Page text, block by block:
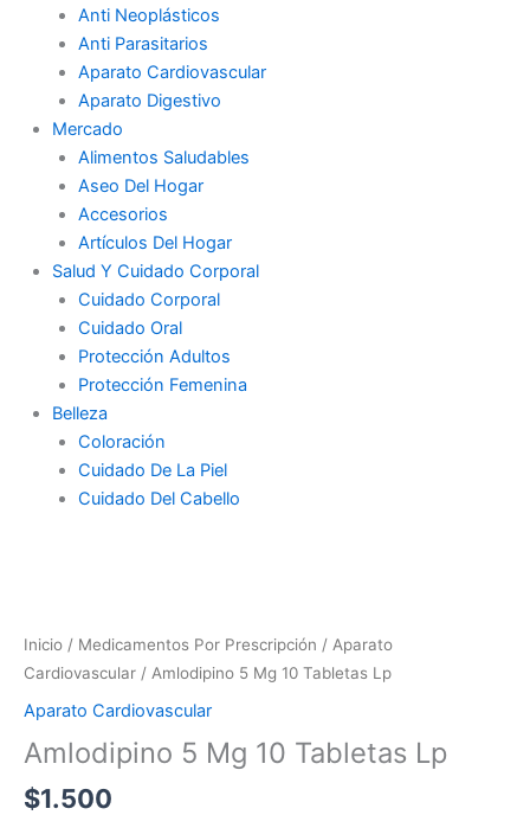
Anti Neoplásticos
Anti Parasitarios
Aparato Cardiovascular
Aparato Digestivo
Mercado
Alimentos Saludables
Aseo Del Hogar
Accesorios
Artículos Del Hogar
Salud Y Cuidado Corporal
Cuidado Corporal
Cuidado Oral
Protección Adultos
Protección Femenina
Belleza
Coloración
Cuidado De La Piel
Cuidado Del Cabello
Inicio / Medicamentos Por Prescripción / Aparato
Cardiovascular / Amlodipino 5 Mg 10 Tabletas Lp
Aparato Cardiovascular
Amlodipino 5 Mg 10 Tabletas Lp
$1.500
Mg
10
Lp
cantidad